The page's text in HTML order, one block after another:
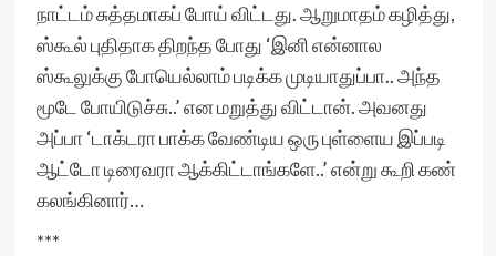
நாட்டம் சுத்தமாகப் போய் விட்டது. ஆறுமாதம் கழித்து,
ஸ்கூல் புதிதாக திறந்த போது ‘இனி என்னால
ஸ்கூலுக்கு போயெல்லாம் படிக்க முடியாதுப்பா.. அந்த
மூடே போயிடுச்சு..’ என மறுத்து விட்டான். அவனது
அப்பா ‘டாக்டரா பாக்க வேண்டிய ஒரு புள்ளைய இப்படி
ஆட்டோ டிரைவரா ஆக்கிட்டாங்களே..’ என்று கூறி கண்
கலங்கினார்…
***